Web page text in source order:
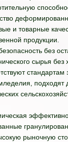
и товарные
продукции.
без
сырья без
стандартам
подходят
рыночную